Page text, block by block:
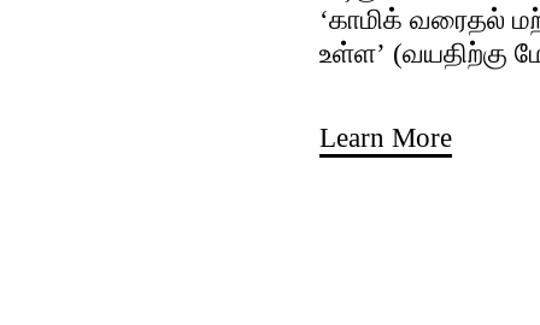
‘காமிக் வரைதல்
உள்ள’ (வயதிற்கு
Learn More